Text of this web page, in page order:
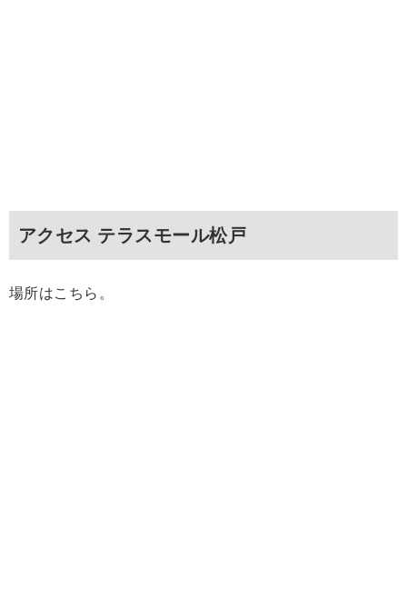
アクセス テラスモール松戸
場所はこちら。